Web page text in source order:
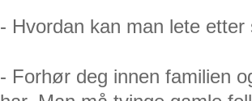
- Hvordan kan man lete
- Forhør deg innen familien